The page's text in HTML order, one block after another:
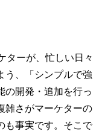
ターが、忙しい日々
う、「シンプルで強
の開発・追加を行っ
雑さがマーケターの
も事実です。そこで